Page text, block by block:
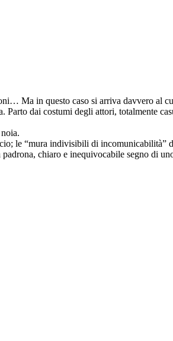
Ma in questo caso si arriva davvero al
Parto dai costumi degli attori, totalmente
le “mura indivisibili di incomunicabilità”
chiaro e inequivocabile segno di